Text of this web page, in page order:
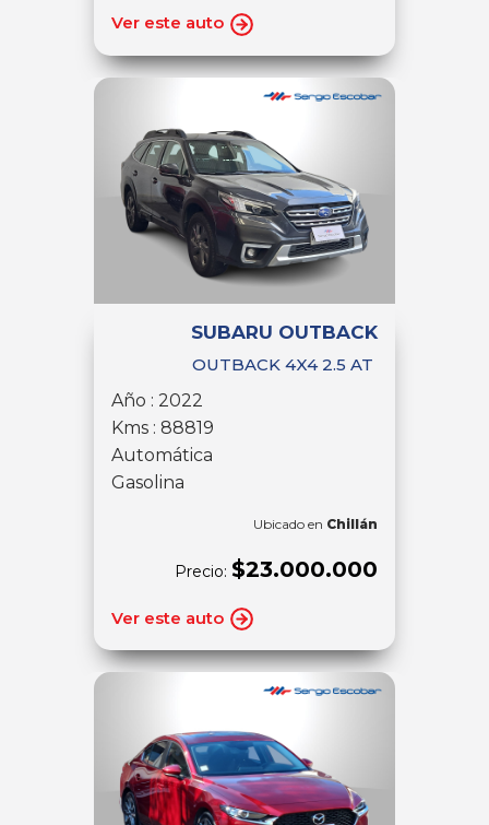
Ver este auto
SUBARU OUTBACK
OUTBACK 4X4 2.5 AT
Año : 2022
Kms : 88819
Automática
Gasolina
Ubicado en Chillán
Precio: $23.000.000
Ver este auto